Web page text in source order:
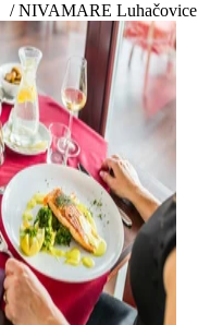
/ NIVAMARE Luhačovice